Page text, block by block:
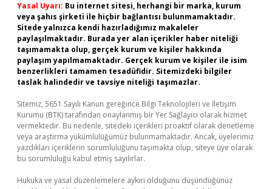
Yasal Uyarı: Bu internet sitesi, herhangi bir marka, kurum
veya şahıs şirketi ile hiçbir bağlantısı bulunmamaktadır.
Sitede yalnızca kendi hazırladığımız makaleler
paylaşılmaktadır. Burada yer alan içerikler haber niteliği
taşımamakta olup, gerçek kurum ve kişiler hakkında
paylaşım yapılmamaktadır. Gerçek kurum ve kişiler ile isim
benzerlikleri tamamen tesadüfidir. Sitemizdeki bilgiler
taslak halindedir ve tavsiye niteliği taşımazlar.
Sitemiz, 5651 Sayılı Kanun gereğince Bilgi Teknolojileri ve İletişim
Kurumu (BTK) tarafından onaylanmış bir Yer Sağlayıcı olarak hizmet
vermektedir. Bu nedenle, sitedeki içerikleri proaktif olarak denetleme
veya araştırma yükümlülüğümüz bulunmamaktadır. Ancak, üyelerimiz
yazdıkları içeriklerin sorumluluğunu taşımakta olup, siteye üye olarak
bu sorumluluğu kabul etmiş sayılırlar.
Hukuka ve yasal düzenlemelere aykırı olduğunu düşündüğünüz